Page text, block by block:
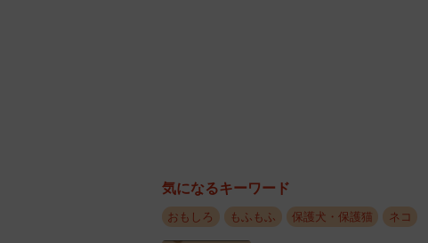
「大切なものを入れるか、猫たちのおや
けてみたらもう“猫入れ”になってました
気になるキーワード
おもしろ もふもふ 保護犬・保護猫 ネコ